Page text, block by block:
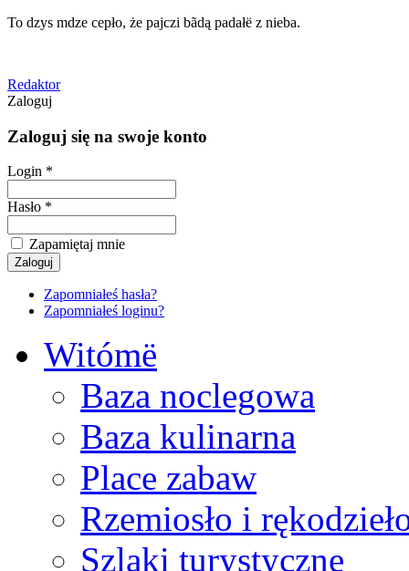
To dzys mdze cepło, że pajczi bãdą padałë z nieba.
Redaktor
Zaloguj
Zaloguj się na swoje konto
Login *
Hasło *
Zapamiętaj mnie
Zapomniałeś hasła?
Zapomniałeś loginu?
Witómë
Baza noclegowa
Baza kulinarna
Place zabaw
Rzemiosło i
Szlaki turystyczne